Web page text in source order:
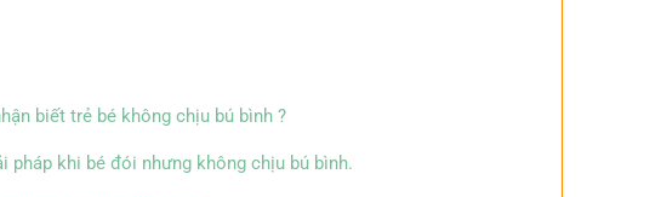
biết trẻ bé không chịu bú bình ?
pháp khi bé đói nhưng không chịu bú bình.